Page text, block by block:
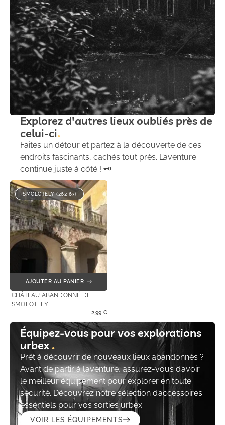
Explorez d'autres lieux oubliés près de
celui-ci
Faites un détour et partez à la découverte de ces
endroits fascinants, cachés tout près. L’aventure
continue juste à côté ! 🗝️
SMOLOTELY (262 63)
AJOUTER AU PANIER
CHÂTEAU ABANDONNÉ DE
SMOLOTELY
2,99 €
Équipez-vous pour vos explorations
urbex
Prêt à découvrir de nouveaux lieux abandonnés ?
Avant de partir à l’aventure, assurez-vous d’avoir
le meilleur équipement pour explorer en toute
sécurité. Découvrez notre sélection d’accessoires
essentiels pour vos sorties urbex.
VOIR LES ÉQUIPEMENTS